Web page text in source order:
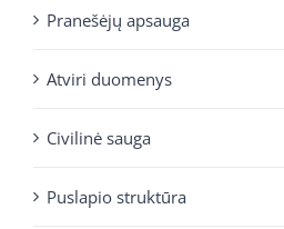
Pranešėjų apsauga
Atviri duomenys
Civilinė sauga
Puslapio struktūra